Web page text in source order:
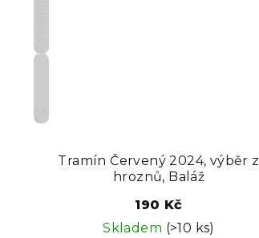
Tramín Červený 2024, výběr z
hroznů, Baláž
190 Kč
Skladem (>10 ks)